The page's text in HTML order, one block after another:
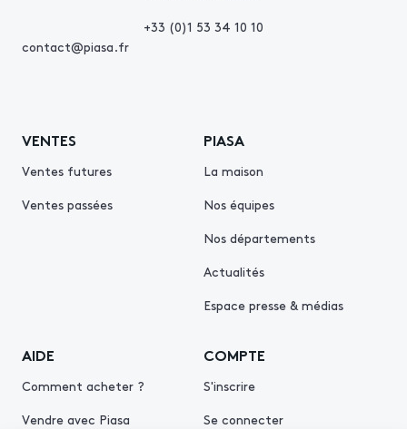
+33 (0)1 53 34 10 10
contact@piasa.fr
VENTES
Ventes futures
Ventes passées
PIASA
La maison
Nos équipes
Nos départements
Actualités
Espace presse & médias
AIDE
Comment acheter ?
Vendre avec Piasa
COMPTE
S'inscrire
Se connecter